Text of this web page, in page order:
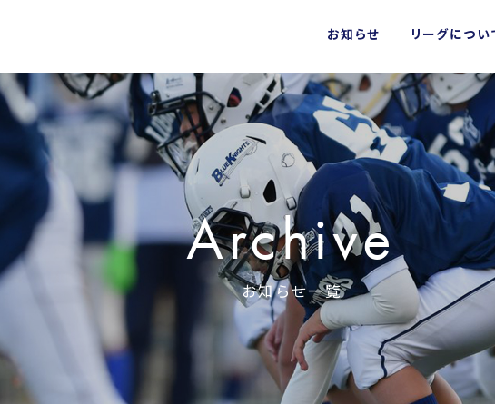
お知らせ リーグについ
Archive
お知らせ一覧